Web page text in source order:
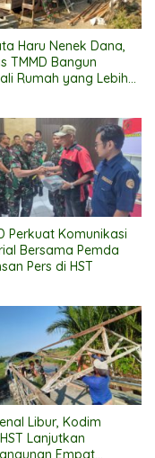
Haru Nenek Dana,
TMMD Bangun
Rumah yang Lebih
Perkuat Komunikasi
Bersama Pemda
Pers di HST
Libur, Kodim
Lanjutkan
Empat